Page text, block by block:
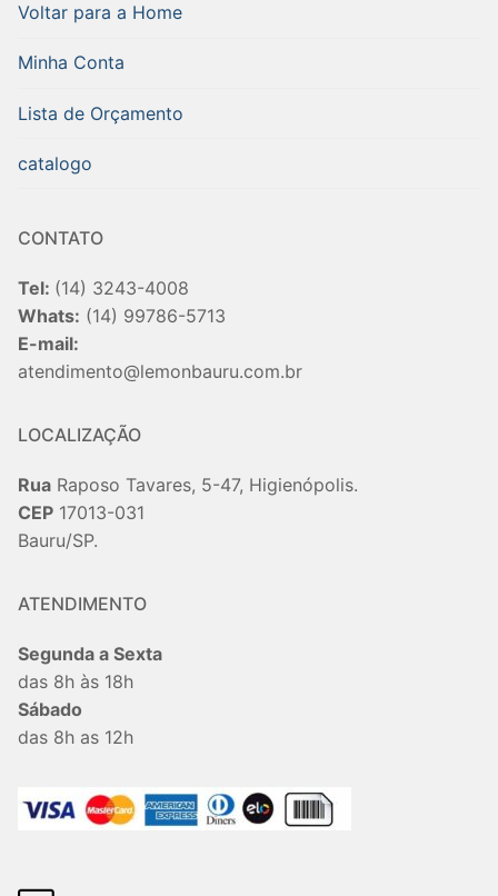
Voltar para a Home
Minha Conta
Lista de Orçamento
catalogo
CONTATO
Tel: (14) 3243-4008
Whats: (14) 99786-5713
E-mail:
atendimento@lemonbauru.com.br
LOCALIZAÇÃO
Rua Raposo Tavares, 5-47, Higienópolis.
CEP 17013-031
Bauru/SP.
ATENDIMENTO
Segunda a Sexta
das 8h às 18h
Sábado
das 8h as 12h